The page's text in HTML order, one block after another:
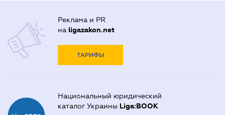
Реклама и PR
на ligazakon.net
ТАРИФЫ
Национальный юридический
каталог Украины Liga:BOOK